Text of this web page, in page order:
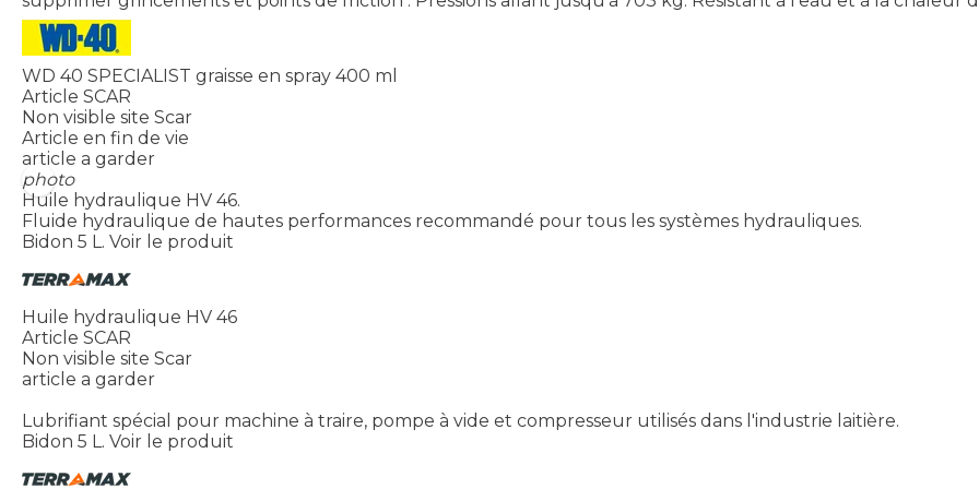
WD 40 SPECIALIST graisse en spray 400 ml
Article SCAR
Non visible site Scar
Article en fin de vie
article a garder
photo
Huile hydraulique HV 46.
Fluide hydraulique de hautes performances recommandé pour tous les systèmes hydrauliques.
Bidon 5 L. Voir le produit
Huile hydraulique HV 46
Article SCAR
Non visible site Scar
article a garder
Lubrifiant spécial pour machine à traire, pompe à vide et compresseur utilisés dans l'industrie laitière.
Bidon 5 L. Voir le produit